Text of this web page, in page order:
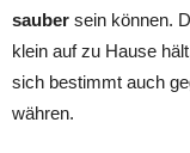
sauber sein können.
klein auf zu Hause
sich bestimmt auch
währen.